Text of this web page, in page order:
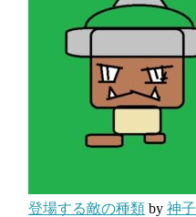
登場する敵の種類 by 神子